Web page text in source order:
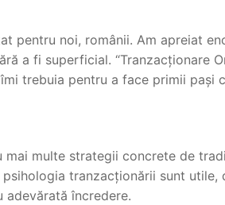
pentru noi, românii. Am apreiat
a fi superficial. “Tranzacționare
trebuia pentru a face primii pași
multe strategii concrete de
tranzacționării sunt
încredere.